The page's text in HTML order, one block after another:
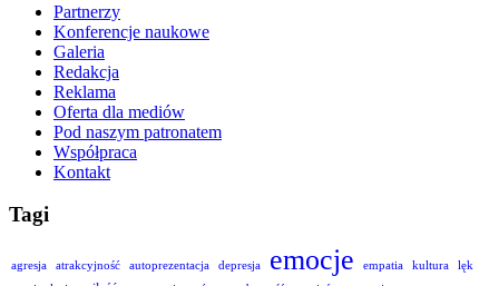
Partnerzy
Konferencje naukowe
Galeria
Redakcja
Reklama
Oferta dla mediów
Pod naszym patronatem
Współpraca
Kontakt
Tagi
agresja atrakcyjność autoprezentacja depresja emocje empatia kultura
lęk